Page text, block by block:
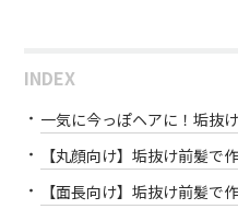
INDEX
一気に今っぽヘアに！垢抜
【丸顔向け】垢抜け前髪で
【面長向け】垢抜け前髪で